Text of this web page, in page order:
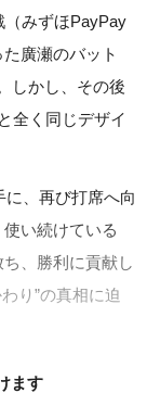
（みずほPayPay
廣瀬のバット
しかし、その後
全く同じデザイ
、再び打席へ向
い続けている
、勝利に貢献し
り”の真相に迫
ます